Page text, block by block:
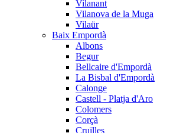
Vilanant
Vilanova de la Muga
Vilaür
Baix Empordà
Albons
Begur
Bellcaire d'Empordà
La Bisbal d'Empordà
Calonge
Castell - Platja d'Aro
Colomers
Corçà
Cruïlles